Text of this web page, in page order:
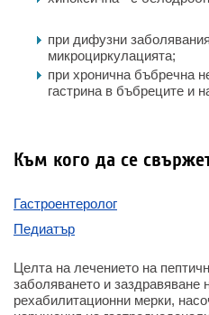
при дифузни
микроциркулацията;
при хронична бъбречна
гастрина в бъбреците и
Към кого да се
Гастроентеролог
Педиатър
Целта на лечението на
заболяването и заздравяване
рехабилитационни мерки,